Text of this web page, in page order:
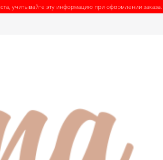
учитывайте эту информацию при оформлении заказа.